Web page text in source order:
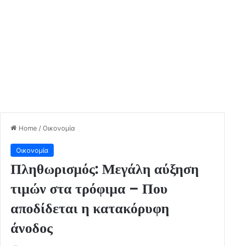
Home /Οικονομία
Οικονομία
Πληθωρισμός: Μεγάλη αύξηση
τιμών στα τρόφιμα – Που
αποδίδεται η κατακόρυφη
άνοδος